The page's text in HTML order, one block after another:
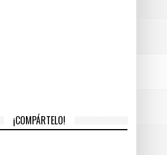
¡COMPÁRTELO!